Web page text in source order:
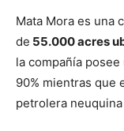
Mata Mora es una
de 55.000 acres
la compañía
90% mientras que
petrolera